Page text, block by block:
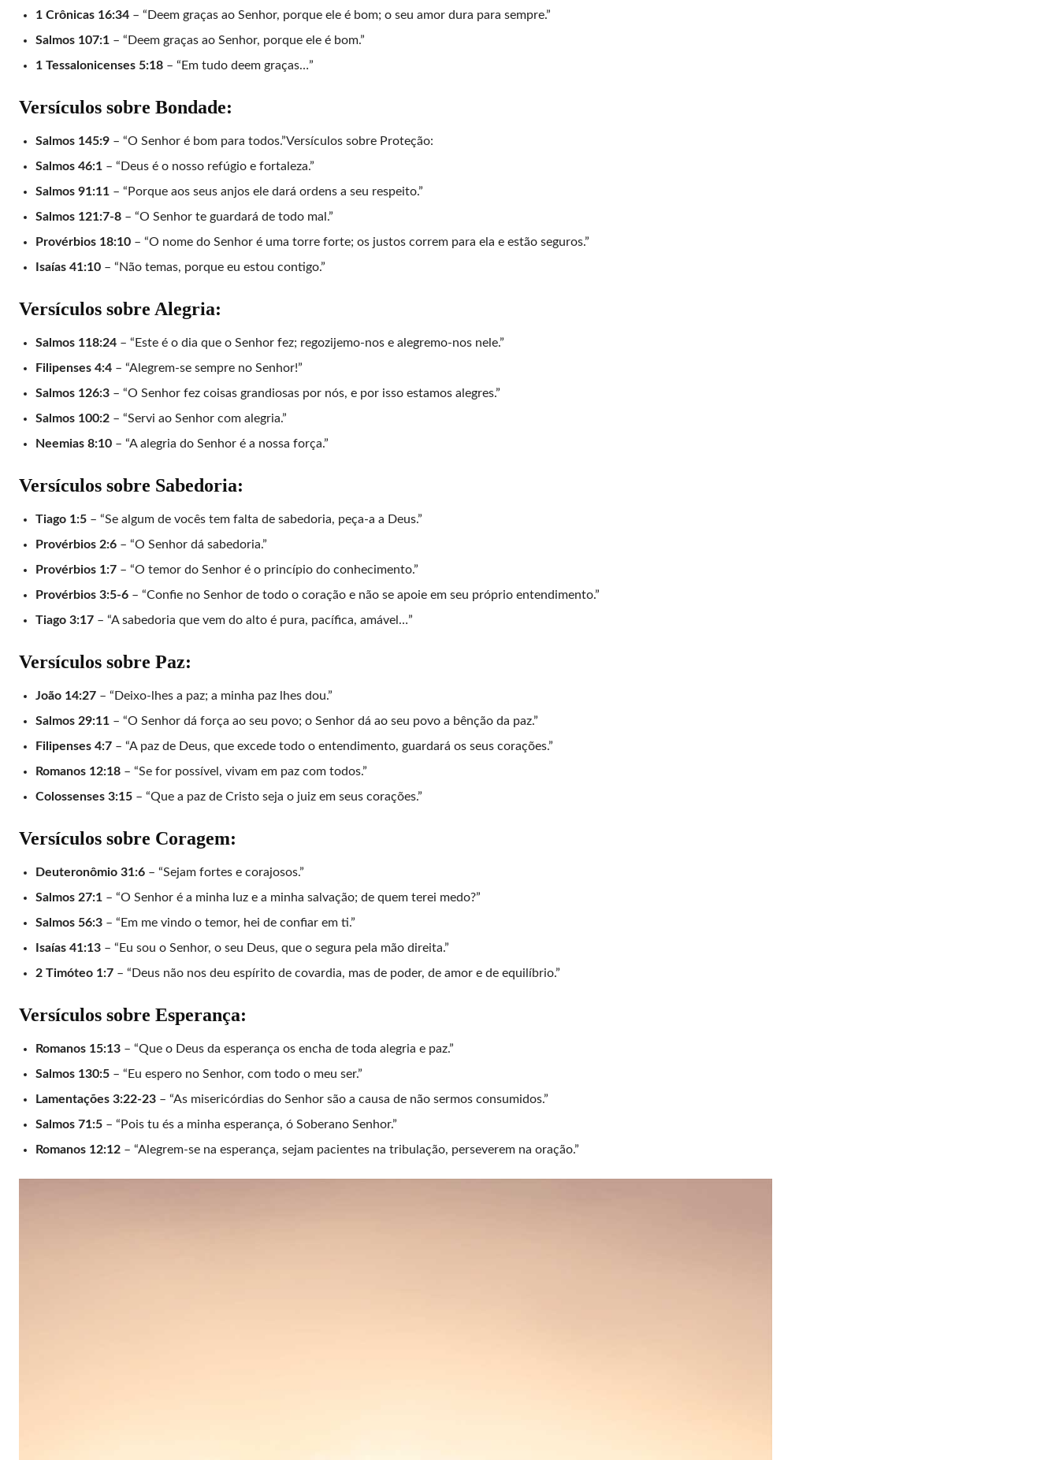
1 Crônicas 16:34 – “Deem graças ao Senhor, porque ele é bom; o seu amor dura para sempre.”
Salmos 107:1 – “Deem graças ao Senhor, porque ele é bom.”
1 Tessalonicenses 5:18 – “Em tudo deem graças…”
Versículos sobre Bondade:
Salmos 145:9 – “O Senhor é bom para todos.”Versículos sobre Proteção:
Salmos 46:1 – “Deus é o nosso refúgio e fortaleza.”
Salmos 91:11 – “Porque aos seus anjos ele dará ordens a seu respeito.”
Salmos 121:7-8 – “O Senhor te guardará de todo mal.”
Provérbios 18:10 – “O nome do Senhor é uma torre forte; os justos correm para ela e estão seguros.”
Isaías 41:10 – “Não temas, porque eu estou contigo.”
Versículos sobre Alegria:
Salmos 118:24 – “Este é o dia que o Senhor fez; regozijemo-nos e alegremo-nos nele.”
Filipenses 4:4 – “Alegrem-se sempre no Senhor!”
Salmos 126:3 – “O Senhor fez coisas grandiosas por nós, e por isso estamos alegres.”
Salmos 100:2 – “Servi ao Senhor com alegria.”
Neemias 8:10 – “A alegria do Senhor é a nossa força.”
Versículos sobre Sabedoria:
Tiago 1:5 – “Se algum de vocês tem falta de sabedoria, peça-a a Deus.”
Provérbios 2:6 – “O Senhor dá sabedoria.”
Provérbios 1:7 – “O temor do Senhor é o princípio do conhecimento.”
Provérbios 3:5-6 – “Confie no Senhor de todo o coração e não se apoie em seu próprio entendimento.”
Tiago 3:17 – “A sabedoria que vem do alto é pura, pacífica, amável…”
Versículos sobre Paz:
João 14:27 – “Deixo-lhes a paz; a minha paz lhes dou.”
Salmos 29:11 – “O Senhor dá força ao seu povo; o Senhor dá ao seu povo a bênção da paz.”
Filipenses 4:7 – “A paz de Deus, que excede todo o entendimento, guardará os seus corações.”
Romanos 12:18 – “Se for possível, vivam em paz com todos.”
Colossenses 3:15 – “Que a paz de Cristo seja o juiz em seus corações.”
Versículos sobre Coragem:
Deuteronômio 31:6 – “Sejam fortes e corajosos.”
Salmos 27:1 – “O Senhor é a minha luz e a minha salvação; de quem terei medo?”
Salmos 56:3 – “Em me vindo o temor, hei de confiar em ti.”
Isaías 41:13 – “Eu sou o Senhor, o seu Deus, que o segura pela mão direita.”
2 Timóteo 1:7 – “Deus não nos deu espírito de covardia, mas de poder, de amor e de equilíbrio.”
Versículos sobre Esperança:
Romanos 15:13 – “Que o Deus da esperança os encha de toda alegria e paz.”
Salmos 130:5 – “Eu espero no Senhor, com todo o meu ser.”
Lamentações 3:22-23 – “As misericórdias do Senhor são a causa de não sermos consumidos.”
Salmos 71:5 – “Pois tu és a minha esperança, ó Soberano Senhor.”
Romanos 12:12 – “Alegrem-se na esperança, sejam pacientes na tribulação, perseverem na oração.”